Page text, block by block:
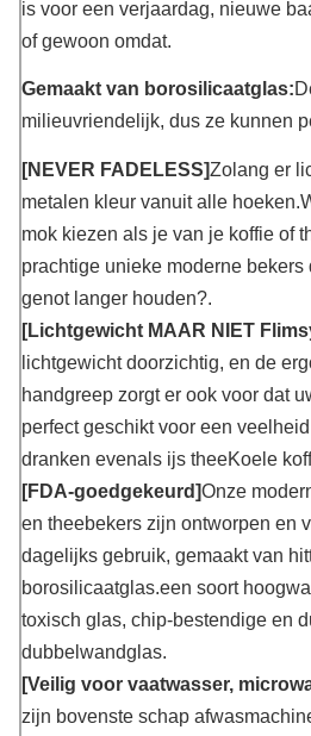
is voor een verjaardag, nieuwe
of gewoon omdat.
Gemaakt van borosilicaatglas:
milieuvriendelijk, dus ze kunnen
[NEVER FADELESS]Zolang er
metalen kleur vanuit alle
mok kiezen als je van je koffie of
prachtige unieke moderne bekers
genot langer houden?.
[Lichtgewicht MAAR NIET
lichtgewicht doorzichtig, en de
handgreep zorgt er ook voor dat
perfect geschikt voor een
dranken evenals ijs theeKoele
[FDA-goedgekeurd]Onze
en theebekers zijn ontworpen en
dagelijks gebruik, gemaakt van
borosilicaatglas.een soort
toxisch glas, chip-bestendige en
dubbelwandglas.
[Veilig voor vaatwasser,
zijn bovenste schap